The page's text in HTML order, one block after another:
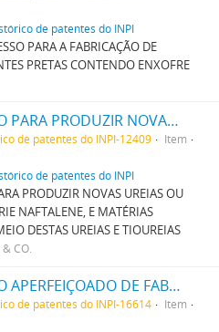
de patentes do INPI
PARA A FABRICAÇÃO DE
PRETAS CONTENDO ENXOFRE
UM PROCESSO PARA PRODUZIR NOVAS UREIAS OU THIOUREIAS DA SERIE NAPHTALENE, E MATERIAS CORANTES POR MEIO DESTAS UREIAS E THIOUREIAS
de patentes do INPI-12409
Item
de patentes do INPI
PRODUZIR NOVAS UREIAS OU
NAFTALENE, E MATÉRIAS
DESTAS UREIAS E TIOUREIAS
& CO.
UM PROCESSO APERFEIÇOADO DE FABRICAÇÃO DE TINTAS PRETAS DE ENXOFRE
de patentes do INPI-16614
Item